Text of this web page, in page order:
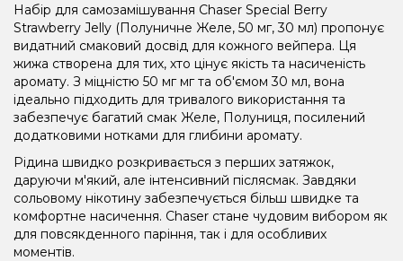
Набір для самозамішування Chaser Special Berry
Strawberry Jelly (Полуничне Желе, 50 мг, 30 мл) пропонує
видатний смаковий досвід для кожного вейпера. Ця
жижа створена для тих, хто цінує якість та насиченість
аромату. З міцністю 50 мг мг та об'ємом 30 мл, вона
ідеально підходить для тривалого використання та
забезпечує багатий смак Желе, Полуниця, посилений
додатковими нотками для глибини аромату.
Рідина швидко розкривається з перших затяжок,
даруючи м'який, але інтенсивний післясмак. Завдяки
сольовому нікотину забезпечується більш швидке та
комфортне насичення. Chaser стане чудовим вибором як
для повсякденного паріння, так і для особливих
моментів.